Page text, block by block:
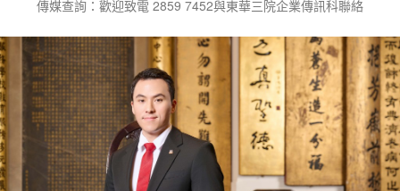
傳媒查詢：歡迎致電 2859 7452與東華三院企業傳訊科聯絡